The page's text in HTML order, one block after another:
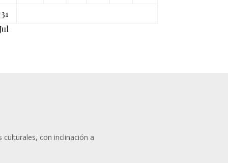
31
con inclinación a